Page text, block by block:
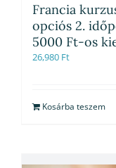
Francia
opciós 2.
5000 Ft-os
26,980 Ft
Kosárba teszem